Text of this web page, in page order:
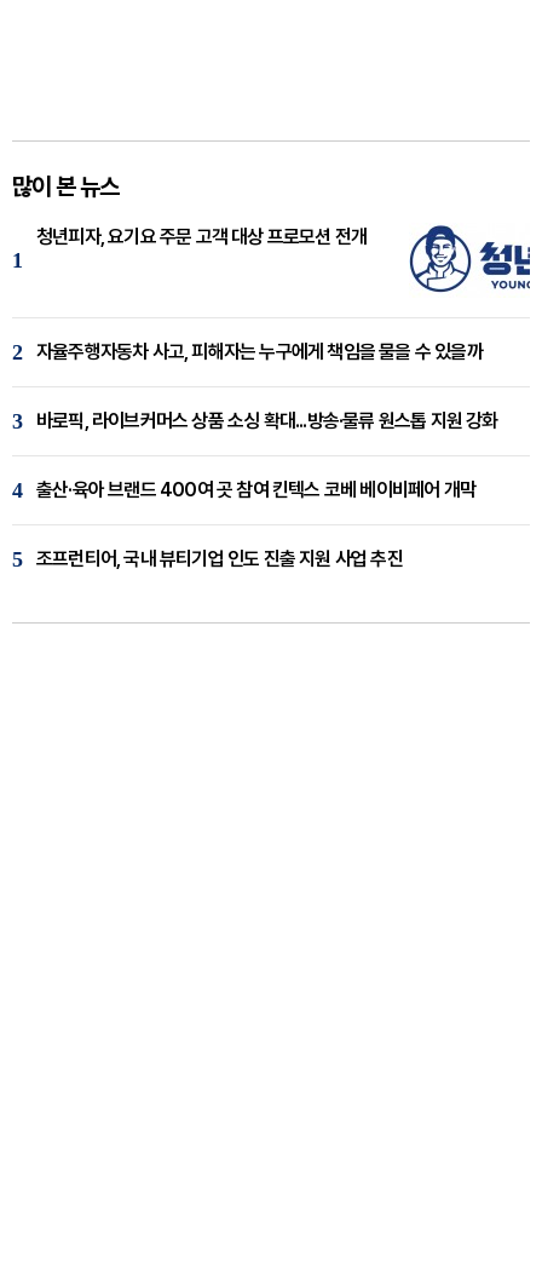
많이 본 뉴스
1
청년피자, 요기요 주문 고객 대상 프로모션 전개
2 자율주행자동차 사고, 피해자는 누구에게 책임을 물을 수 있을까
3 바로픽, 라이브커머스 상품 소싱 확대...방송·물류 원스톱 지원 강화
4 출산·육아 브랜드 400여 곳 참여 킨텍스 코베 베이비페어 개막
5 조프런티어, 국내 뷰티기업 인도 진출 지원 사업 추진